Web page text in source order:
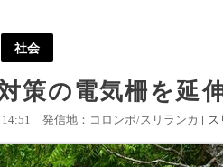
社会
策の電気柵を延
発信地：コロンボ/スリランカ [ ス